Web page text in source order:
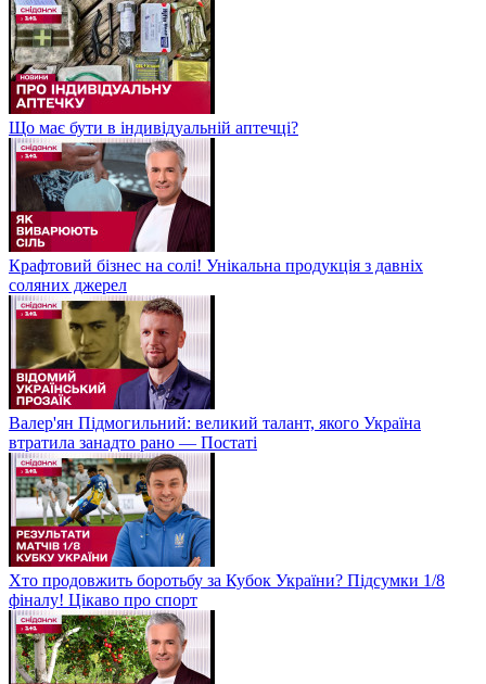
Що має бути в індивідуальній аптечці?
Крафтовий бізнес на солі! Унікальна продукція з давніх
соляних джерел
Валер'ян Підмогильний: великий талант, якого Україна
втратила занадто рано — Постаті
Хто продовжить боротьбу за Кубок України? Підсумки 1/8
фіналу! Цікаво про спорт